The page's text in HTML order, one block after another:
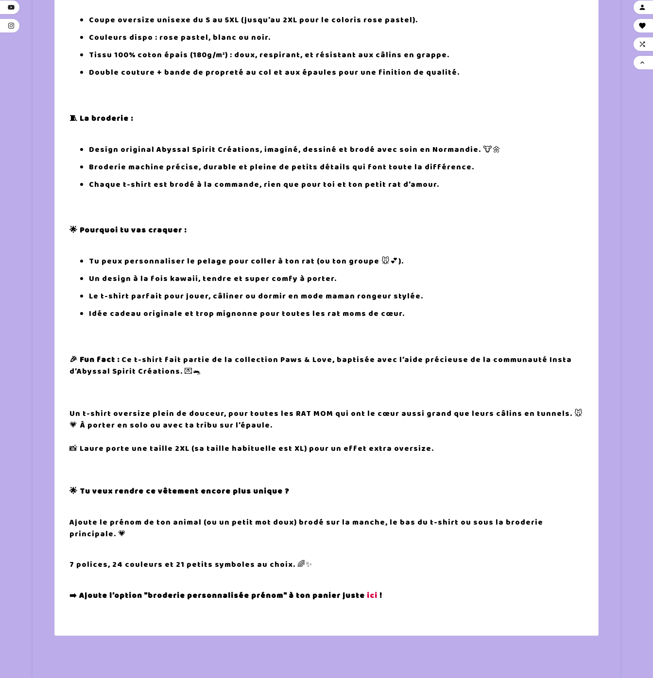
Coupe oversize unisexe du S au 5XL (jusqu’au 2XL pour le coloris rose pastel).
Couleurs dispo : rose pastel, blanc ou noir.
Tissu 100% coton épais (180g/m²) : doux, respirant, et résistant aux câlins en grappe.
Double couture + bande de propreté au col et aux épaules pour une finition de qualité.
🧵 La broderie :
Design original Abyssal Spirit Créations, imaginé, dessiné et brodé avec soin en Normandie. 🐮🌼
Broderie machine précise, durable et pleine de petits détails qui font toute la différence.
Chaque t-shirt est brodé à la commande, rien que pour toi et ton petit rat d’amour.
🌟 Pourquoi tu vas craquer :
Tu peux personnaliser le pelage pour coller à ton rat (ou ton groupe 🐭💕).
Un design à la fois kawaii, tendre et super comfy à porter.
Le t-shirt parfait pour jouer, câliner ou dormir en mode maman rongeur stylée.
Idée cadeau originale et trop mignonne pour toutes les rat moms de cœur.
🎉 Fun fact : Ce t-shirt fait partie de la collection Paws & Love, baptisée avec l’aide précieuse de la communauté Insta
d’Abyssal Spirit Créations. 💌🐀
Un t-shirt oversize plein de douceur, pour toutes les RAT MOM qui ont le cœur aussi grand que leurs câlins en tunnels. 🐭
💗 À porter en solo ou avec ta tribu sur l’épaule.
📸 Laure porte une taille 2XL (sa taille habituelle est XL) pour un effet extra oversize.
🌟 Tu veux rendre ce vêtement encore plus unique ?
Ajoute le prénom de ton animal (ou un petit mot doux) brodé sur la manche, le bas du t-shirt ou sous la broderie
principale. 💗
7 polices, 24 couleurs et 21 petits symboles au choix. 🌈✨
➡️ Ajoute l’option "broderie personnalisée prénom" à ton panier juste ici !



